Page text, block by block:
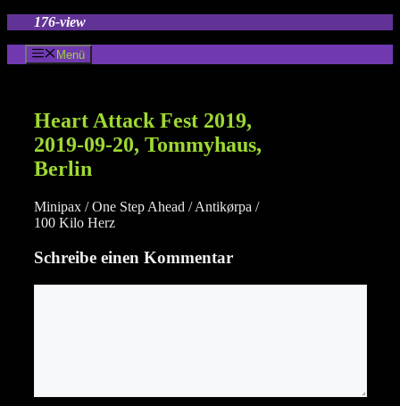
springen
176-view
Menü
Heart Attack Fest 2019,
2019-09-20, Tommyhaus,
Berlin
Minipax / One Step Ahead / Antikørpa /
100 Kilo Herz
Schreibe einen Kommentar